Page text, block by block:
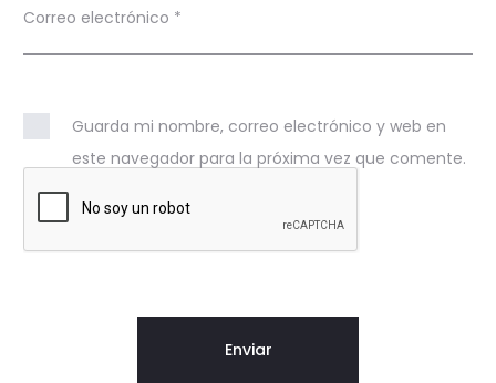
Correo electrónico *
Guarda mi nombre, correo electrónico y web en
este navegador para la próxima vez que comente.